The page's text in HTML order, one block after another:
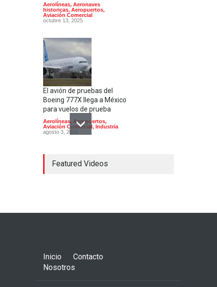
Aerolíneas, Aeronaves
historicas, Aeropuertos,
Aviación Comercial
octubre 13, 2025
El avión de pruebas del
Boeing 777X llega a México
para vuelos de prueba
Aerolíneas, Aeropuertos,
Aviación Comercial , Industria
agosto 3, 2024
vuelo directo de Hainan
Featured Videos
Inicio
Contacto
Nosotros